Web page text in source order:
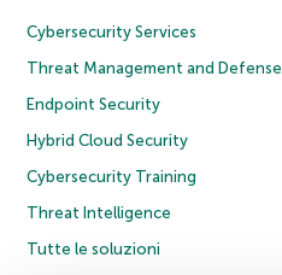
Cybersecurity Services
Threat Management and Defense
Endpoint Security
Hybrid Cloud Security
Cybersecurity Training
Threat Intelligence
Tutte le soluzioni